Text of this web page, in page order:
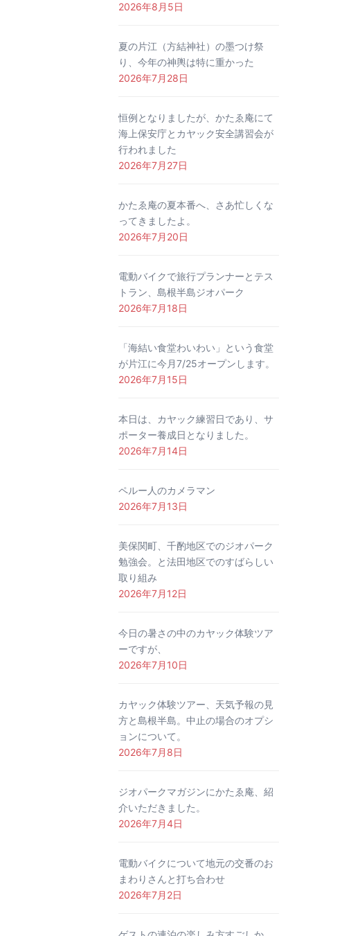
2026年8月5日
夏の片江（方結神社）の墨つけ祭
り、今年の神輿は特に重かった
2026年7月28日
恒例となりましたが、かたゑ庵にて
海上保安庁とカヤック安全講習会が
行われました
2026年7月27日
かたゑ庵の夏本番へ、さあ忙しくな
ってきましたよ。
2026年7月20日
電動バイクで旅行プランナーとテス
トラン、島根半島ジオパーク
2026年7月18日
「海結い食堂わいわい」という食堂
が片江に今月7/25オープンします。
2026年7月15日
本日は、カヤック練習日であり、サ
ポーター養成日となりました。
2026年7月14日
ペルー人のカメラマン
2026年7月13日
美保関町、千酌地区でのジオパーク
勉強会。と法田地区でのすばらしい
取り組み
2026年7月12日
今日の暑さの中のカヤック体験ツア
ーですが、
2026年7月10日
カヤック体験ツアー、天気予報の見
方と島根半島。中止の場合のオプシ
ョンについて。
2026年7月8日
ジオパークマガジンにかたゑ庵、紹
介いただきました。
2026年7月4日
電動バイクについて地元の交番のお
まわりさんと打ち合わせ
2026年7月2日